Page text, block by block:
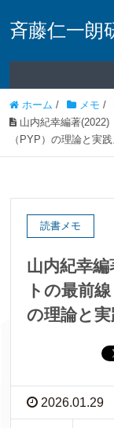
斉藤仁一朗
ホーム / メモ /
山内紀幸編著
（PYP）の理論と実
読書メモ
山内紀幸
トの最前
の理論と
2026.01.29